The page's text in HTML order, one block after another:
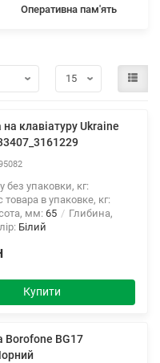
Оперативна пам'ять
клавіатуру Ukraine
без упаковки, кг:
товара в упаковке, кг:
мм: 65
Глибина,
Бiлий
Купити
Borofone BG17